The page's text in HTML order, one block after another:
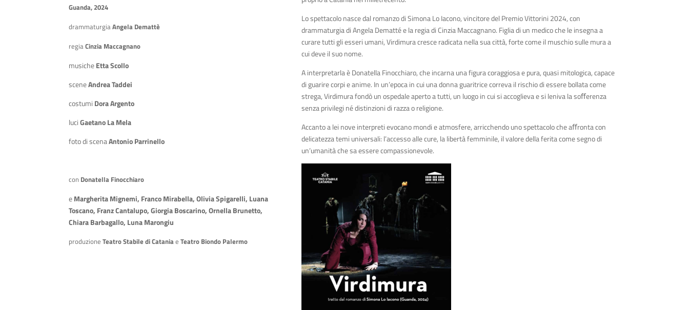
Guanda, 2024
drammaturgiaAngela Demattè
regiaCinzia Maccagnano
musicheEtta Scollo
sceneAndrea Taddei
costumi Dora Argento
luciGaetano La Mela
foto di scenaAntonio Parrinello
con Donatella Finocchiaro
eMargherita Mignemi, Franco Mirabella, Olivia Spigarelli, Luana
Toscano, Franz Cantalupo, Giorgia Boscarino, Ornella Brunetto,
Chiara Barbagallo, Luna Marongiu
produzioneTeatro Stabile di Cataniae Teatro Biondo Palermo
Lo spettacolo nasce dal romanzo di Simona Lo Iacono, vincitore del Premio Vittorini 2024, con
drammaturgia di Angela Dematté e la regia di Cinzia Maccagnano. Figlia di un medico che le insegna a
curare tutti gli esseri umani, Virdimura cresce radicata nella sua città, forte come il muschio sulle mura a
cui deve il suo nome.
A interpretarla è Donatella Finocchiaro, che incarna una figura coraggiosa e pura, quasi mitologica, capace
di guarire corpi e anime. In un’epoca in cui una donna guaritrice correva il rischio di essere bollata come
strega, Virdimura fondò un ospedale aperto a tutti, un luogo in cui si accoglieva e si leniva la soﬀerenza
senza privilegi né distinzioni di razza o religione.
Accanto a lei nove interpreti evocano mondi e atmosfere, arricchendo uno spettacolo che aﬀronta con
delicatezza temi universali: l’accesso alle cure, la libertà femminile, il valore della ferita come segno di
un’umanità che sa essere compassionevole.